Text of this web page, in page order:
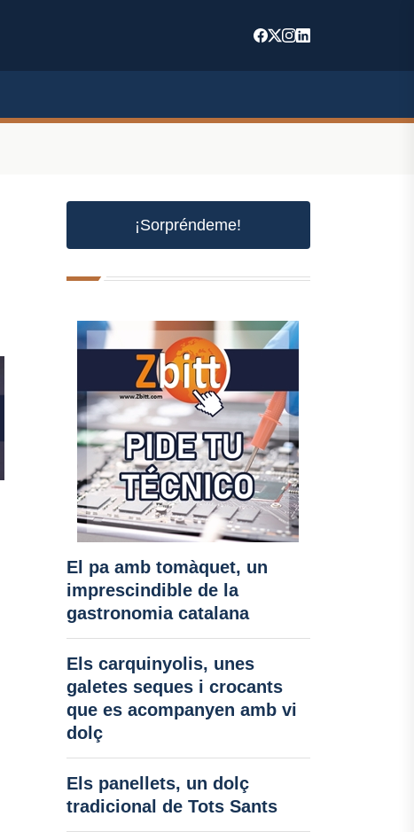
¡Sorpréndeme!
El pa amb tomàquet, un
imprescindible de la
gastronomia catalana
Els carquinyolis, unes
galetes seques i crocants
que es acompanyen amb vi
dolç
Els panellets, un dolç
tradicional de Tots Sants